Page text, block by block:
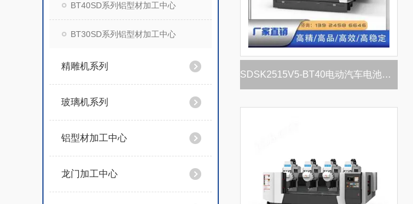
BT40SD系列铝型材加工中心
BT30SD系列铝型材加工中心
精雕机系列
玻璃机系列
铝型材加工中心
龙门加工中心
SDSK2515V5-BT40电动汽车电池托盘加工